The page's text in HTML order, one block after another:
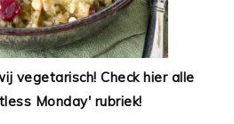
vegetarisch! Check hier alle
Monday' rubriek!